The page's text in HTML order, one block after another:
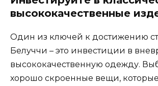
высококачественные
Один из ключей к достижению
Белуччи – это инвестиции в
высококачественную одежду.
хорошо скроенные вещи,